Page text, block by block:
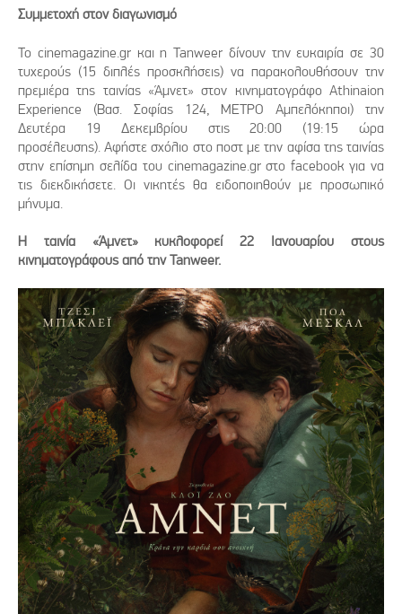
Συμμετοχή στον διαγωνισμό
Το cinemagazine.gr και η Tanweer δίνουν την ευκαιρία σε 30
τυχερούς (15 διπλές προσκλήσεις) να παρακολουθήσουν την
πρεμιέρα της ταινίας «Άμνετ» στον κινηματογράφο Athinaion
Experience (Βασ. Σοφίας 124, ΜΕΤΡΟ Αμπελόκηποι) την
Δευτέρα 19 Δεκεμβρίου στις 20:00 (19:15 ώρα
προσέλευσης). Αφήστε σχόλιο στο ποστ με την αφίσα της ταινίας
στην επίσημη σελίδα του cinemagazine.gr στο facebook για να
τις διεκδικήσετε. Οι νικητές θα ειδοποιηθούν με προσωπικό
μήνυμα.
Η ταινία «Άμνετ» κυκλοφορεί 22 Ιανουαρίου στους
κινηματογράφους από την Tanweer.